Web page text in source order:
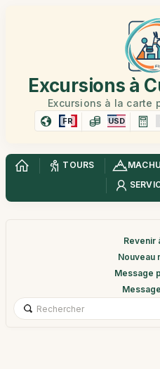
Excursions à
Excursions à la carte
FR USD
TOURS
Revenir
Nouveau
Message